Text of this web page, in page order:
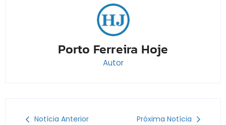
Porto Ferreira Hoje
Autor
Notícia Anterior Próxima Notícia